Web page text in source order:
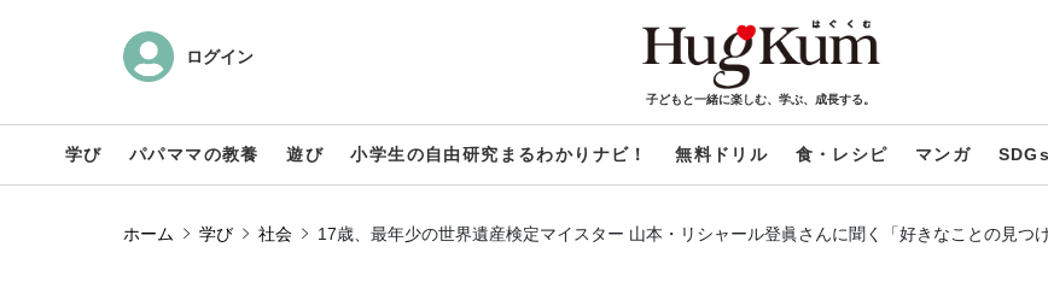
ログイン
子どもと一緒に楽しむ、学ぶ、成長する。
学び パパママの教養 遊び 小学生の自由研究まるわかりナビ！ 無料ドリル 食・レシピ マンガ SDGs
ホーム 学び 社会 17歳、最年少の世界遺産検定マイスター 山本・リシャール登眞さんに聞く「好きなことの見つ